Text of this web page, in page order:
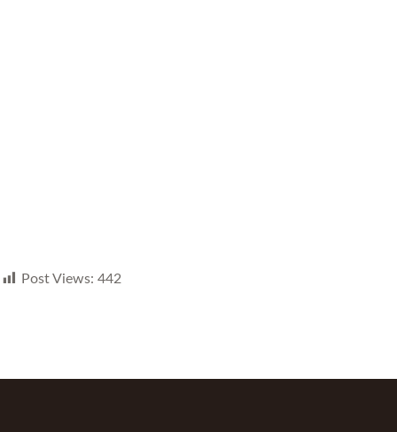
Post Views: 442